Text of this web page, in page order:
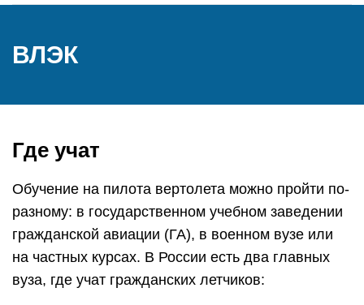
ВЛЭК
Где учат
Обучение на пилота вертолета можно пройти по-
разному: в государственном учебном заведении
гражданской авиации (ГА), в военном вузе или
на частных курсах. В России есть два главных
вуза, где учат гражданских летчиков: